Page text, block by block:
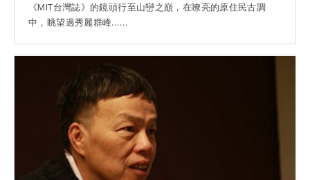
《MIT台灣誌》的鏡頭行至山巒之巔，在嘹亮的原住民古調
中，眺望過秀麗群峰……